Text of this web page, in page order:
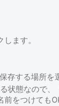
ます。
する場所を
態なので、
をつけても